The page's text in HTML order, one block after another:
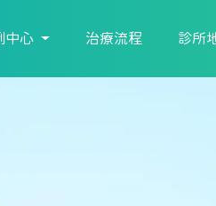
中心 治療流程 診所